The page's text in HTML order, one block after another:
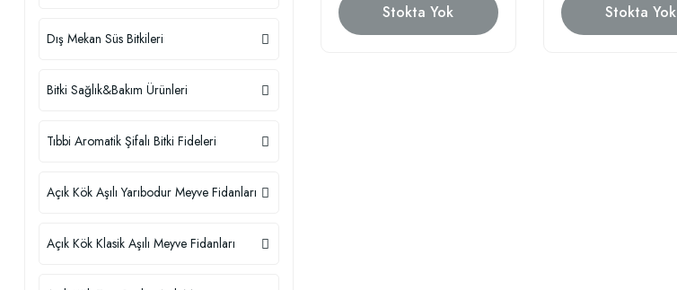
Dış Mekan Süs Bitkileri
Bitki Sağlık&Bakım Ürünleri
Tıbbi Aromatik Şifalı Bitki Fideleri
Açık Kök Aşılı Yarıbodur Meyve Fidanları
Açık Kök Klasik Aşılı Meyve Fidanları
Stokta Yok Stokta Yok